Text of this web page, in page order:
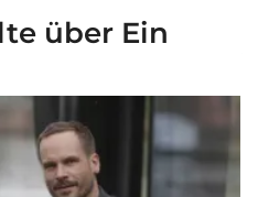
über Ein